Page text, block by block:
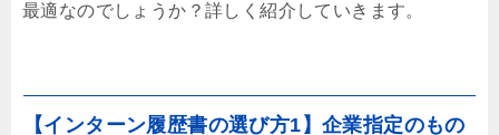
最適なのでしょうか？詳しく紹介していきます。
【インターン履歴書の選び方1】企業指定のもの